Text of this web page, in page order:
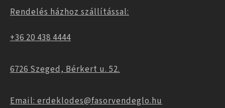
Rendelés házhoz szállítással:
+36 20 438 4444
6726 Szeged, Bérkert u. 52.
Email: erdeklodes@fasorvendeglo.hu